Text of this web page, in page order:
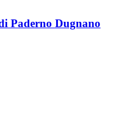
Paderno Dugnano